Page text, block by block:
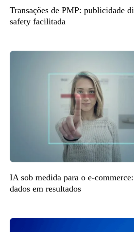
Transações de PMP: publicidade
safety facilitada
IA sob medida para o e-
dados em resultados